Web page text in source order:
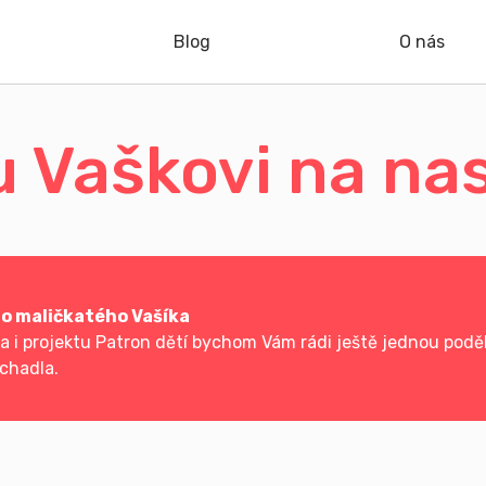
Blog O nás
Vaškovi na
maličkatého Vašíka
i projektu Patron dětí bychom Vám rádi ještě jednou